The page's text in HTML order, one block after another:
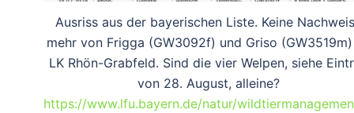
Ausriss aus der bayerischen Liste. Keine
mehr von Frigga (GW3092f) und Griso
LK Rhön-Grabfeld. Sind die vier Welpen, siehe
von 28. August, alleine?
https://www.lfu.bayern.de/natur/